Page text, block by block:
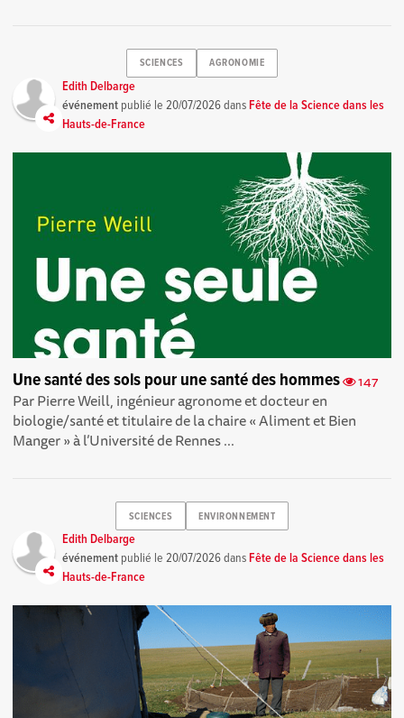
SCIENCES AGRONOMIE
Edith Delbarge
événement publié le20/07/2026dansFête de la Science dans les
Hauts-de-France
147
Une santé des sols pour une santé des hommes
Par Pierre Weill, ingénieur agronome et docteur en
biologie/santé et titulaire de la chaire « Aliment et Bien
Manger » à l’Université de Rennes ...
SCIENCES ENVIRONNEMENT
Edith Delbarge
événement publié le20/07/2026dansFête de la Science dans les
Hauts-de-France